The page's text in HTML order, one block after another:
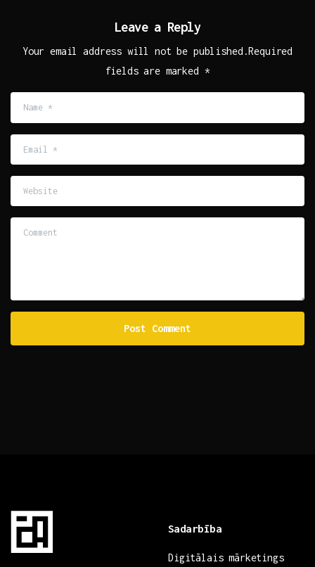
Leave a Reply
Your email address will not be published.Required
fields are marked *
*
Website
Sadarbība
Digitālais mārketings